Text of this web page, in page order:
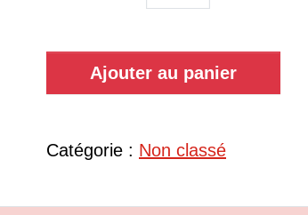
Ajouter au panier
Catégorie : Non classé